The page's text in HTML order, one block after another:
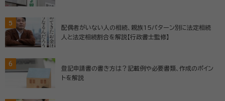
5
配偶者がいない人の相続、親族15パターン別に法定相続
人と法定相続割合を解説【行政書士監修】
6
登記申請書の書き方は？記載例や必要書類、作成のポイン
トを解説